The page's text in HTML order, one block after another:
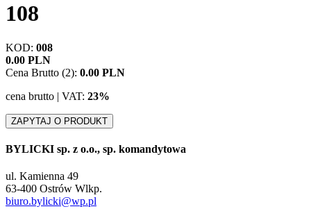
108
KOD: 008
0.00 PLN
Cena Brutto (2): 0.00 PLN
cena brutto | VAT: 23%
ZAPYTAJ O PRODUKT
BYLICKI sp. z o.o., sp. komandytowa
ul. Kamienna 49
63-400 Ostrów Wlkp.
biuro.bylicki@wp.pl